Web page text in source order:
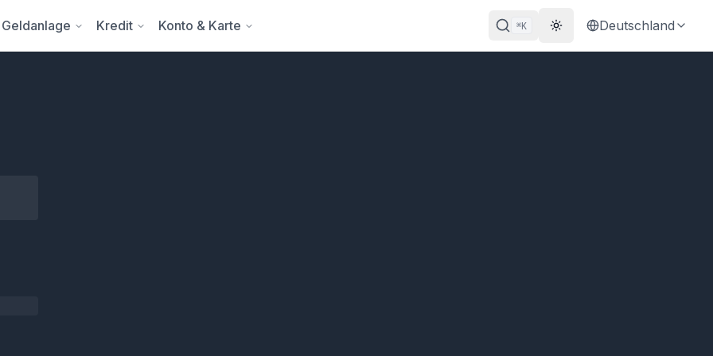
Geldanlage Kredit Konto & Karte ⌘K Theme wechseln
Deutschland